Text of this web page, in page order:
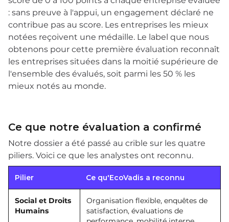
: sans preuve à l'appui, un engagement déclaré ne
contribue pas au score. Les entreprises les mieux
notées reçoivent une médaille. Le label que nous
obtenons pour cette première évaluation reconnaît
les entreprises situées dans la moitié supérieure de
l'ensemble des évalués, soit parmi les 50 % les
mieux notés au monde.
Ce que notre évaluation a confirmé
Notre dossier a été passé au crible sur les quatre
piliers. Voici ce que les analystes ont reconnu.
Pilier Ce qu'EcoVadis a reconnu
Social et Droits
Humains
Organisation flexible, enquêtes de
satisfaction, évaluations de